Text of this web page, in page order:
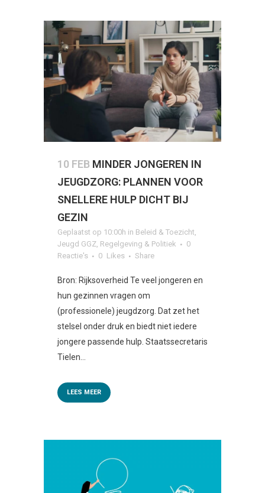
10 FEB MINDER JONGEREN IN
JEUGDZORG: PLANNEN VOOR
SNELLERE HULP DICHT BIJ
GEZIN
Geplaatst op 10:00h in Beleid & Toezicht
Jeugd GGZ Regelgeving & Politiek
0
Reactie's
0 Likes Share
Bron: Rijksoverheid Te veel jongeren en
hun gezinnen vragen om
(professionele) jeugdzorg. Dat zet het
stelsel onder druk en biedt niet iedere
jongere passende hulp. Staatssecretaris
Tielen...
LEES MEER